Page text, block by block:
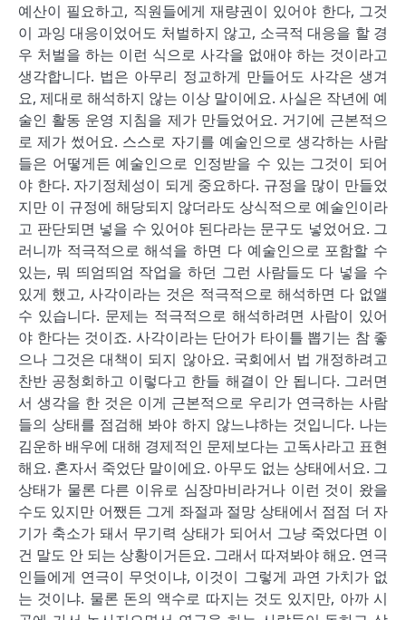
예산이 필요하고, 직원들에게 재량권이 있어야 한다, 그것
이 과잉 대응이었어도 처벌하지 않고, 소극적 대응을 할 경
우 처벌을 하는 이런 식으로 사각을 없애야 하는 것이라고
생각합니다. 법은 아무리 정교하게 만들어도 사각은 생겨
요, 제대로 해석하지 않는 이상 말이에요. 사실은 작년에 예
술인 활동 운영 지침을 제가 만들었어요. 거기에 근본적으
로 제가 썼어요. 스스로 자기를 예술인으로 생각하는 사람
들은 어떻게든 예술인으로 인정받을 수 있는 그것이 되어
야 한다. 자기정체성이 되게 중요하다. 규정을 많이 만들었
지만 이 규정에 해당되지 않더라도 상식적으로 예술인이라
고 판단되면 넣을 수 있어야 된다라는 문구도 넣었어요. 그
러니까 적극적으로 해석을 하면 다 예술인으로 포함할 수
있는, 뭐 띄엄띄엄 작업을 하던 그런 사람들도 다 넣을 수
있게 했고, 사각이라는 것은 적극적으로 해석하면 다 없앨
수 있습니다. 문제는 적극적으로 해석하려면 사람이 있어
야 한다는 것이죠. 사각이라는 단어가 타이틀 뽑기는 참 좋
으나 그것은 대책이 되지 않아요. 국회에서 법 개정하려고
찬반 공청회하고 이렇다고 한들 해결이 안 됩니다. 그러면
서 생각을 한 것은 이게 근본적으로 우리가 연극하는 사람
들의 상태를 점검해 봐야 하지 않느냐하는 것입니다. 나는
김운하 배우에 대해 경제적인 문제보다는 고독사라고 표현
해요. 혼자서 죽었단 말이에요. 아무도 없는 상태에서요. 그
상태가 물론 다른 이유로 심장마비라거나 이런 것이 왔을
수도 있지만 어쨌든 그게 좌절과 절망 상태에서 점점 더 자
기가 축소가 돼서 무기력 상태가 되어서 그냥 죽었다면 이
건 말도 안 되는 상황이거든요. 그래서 따져봐야 해요. 연극
인들에게 연극이 무엇이냐, 이것이 그렇게 과연 가치가 없
는 것이냐. 물론 돈의 액수로 따지는 것도 있지만, 아까 시